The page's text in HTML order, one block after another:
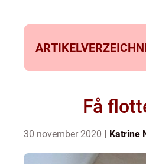
Få
30 november 2020 Katrine